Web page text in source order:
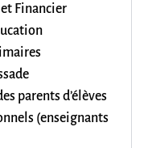
Financier
parents d’élèves
(enseignants